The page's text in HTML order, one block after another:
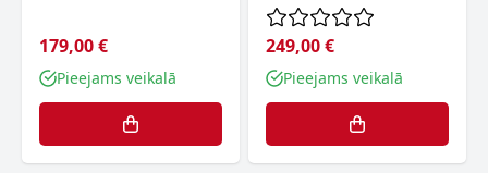
179,00 €
Pieejams veikalā
249,00 €
Pieejams veikalā